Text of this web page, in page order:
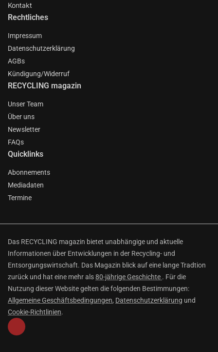
Kontakt
Rechtliches
Impressum
Datenschutzerklärung
AGBs
Kündigung/Widerruf
RECYCLING magazin
Unser Team
Über uns
Newsletter
FAQs
Quicklinks
Abonnements
Mediadaten
Termine
Das RECYCLING magazin bietet unabhängige und aktuelle
Informationen über Entwicklungen in der Recycling- und
Entsorgungswirtschaft. Das Magazin blick auf eine lange Tradtion
zurück und hat eine mehr als80-jährige Geschichte . Für die
Nutzung dieser Website gelten die folgenden Bestimmungen:
Allgemeine Geschäftsbedingungen, Datenschutzerklärung und
Cookie-Richtlinien.